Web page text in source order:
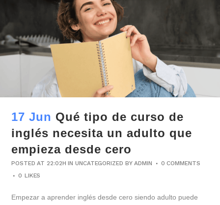
17 Jun Qué tipo de curso de
inglés necesita un adulto que
empieza desde cero
POSTED AT 22:02H INUNCATEGORIZED BYADMIN
0 COMMENTS
0 LIKES
Empezar a aprender inglés desde cero siendo adulto puede